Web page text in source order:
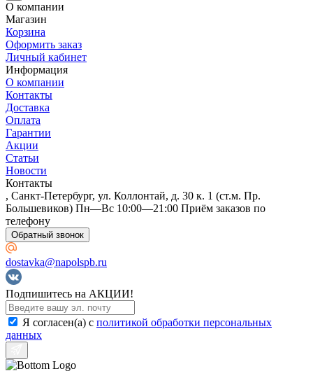
О компании
Магазин
Корзина
Оформить заказ
Личный кабинет
Информация
О компании
Контакты
Доставка
Оплата
Гарантии
Акции
Статьи
Новости
Контакты
, Санкт-Петербург, ул. Коллонтай, д. 30 к. 1 (ст.м. Пр.
Большевиков) Пн—Вс 10:00—21:00 Приём заказов по
телефону
Обратный звонок
dostavka@napolspb.ru
Подпишитесь на АКЦИИ!
Я согласен(a) с политикой обработки персональных
данных